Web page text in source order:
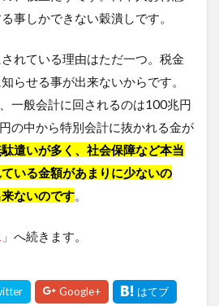
事しかできない穀潰しです。
れている理由はただ一つ。税金
らせる事が出来ないからです。
一般会計に回されるのは100兆円
の中から特別会計に抜かれる金が
遣いが多く、社会保障など本当
いる金額があまりに少ないの
ないのです。
へ続きます。